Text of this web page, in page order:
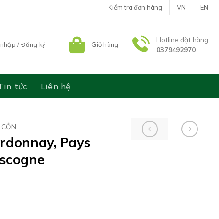
Kiểm tra đơn hàng VN EN
/ Đăng ký Giỏ hàng
Hotline đặt hàng
0379492970
tức Liên hệ
Pays